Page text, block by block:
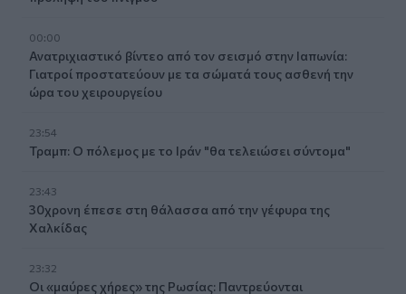
00:00
Ανατριχιαστικό βίντεο από τον σεισμό στην Ιαπωνία:
Γιατροί προστατεύουν με τα σώματά τους ασθενή την
ώρα του χειρουργείου
23:54
Τραμπ: Ο πόλεμος με το Ιράν "θα τελειώσει σύντομα"
23:43
30χρονη έπεσε στη θάλασσα από την γέφυρα της
Χαλκίδας
23:32
Οι «μαύρες χήρες» της Ρωσίας: Παντρεύονται